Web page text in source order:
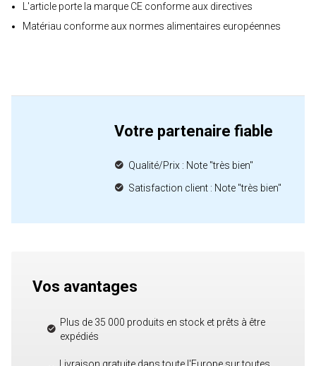
L'article porte la marque CE conforme aux directives
Matériau conforme aux normes alimentaires européennes
Votre partenaire fiable
Qualité/Prix : Note "très bien"
Satisfaction client : Note "très bien"
Vos avantages
Plus de 35 000 produits en stock et prêts à être
expédiés
Livraison gratuite dans toute l'Europe sur toutes